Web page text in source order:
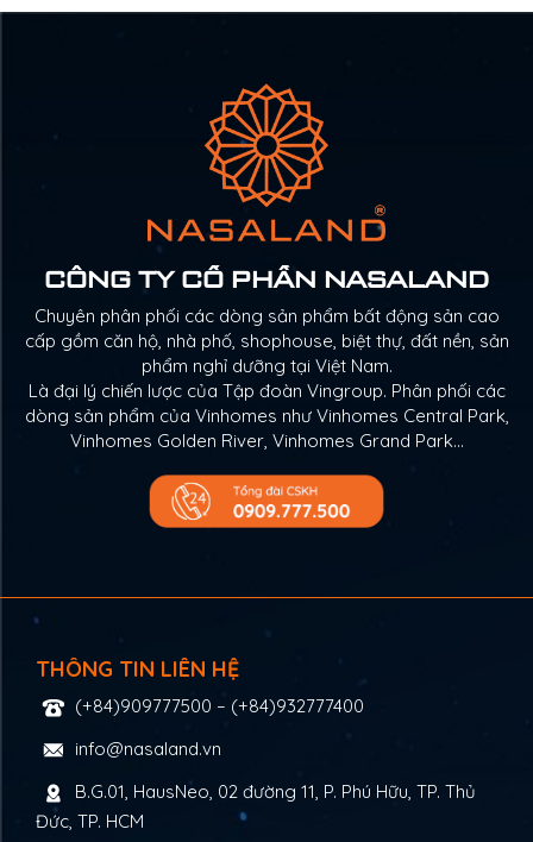
CÔNG TY CỔ PHẦN NASALAND
Chuyên phân phối các dòng sản phẩm bất động sản cao
cấp gồm căn hộ, nhà phố, shophouse, biệt thự, đất nền, sản
phẩm nghỉ dưỡng tại Việt Nam.
Là đại lý chiến lược của Tập đoàn Vingroup. Phân phối các
dòng sản phẩm của Vinhomes như Vinhomes Central Park,
Vinhomes Golden River, Vinhomes Grand Park…
THÔNG TIN LIÊN HỆ
(+84)909777500 – (+84)932777400
info@nasaland.vn
B.G.01, HausNeo, 02 đường 11, P. Phú Hữu, TP. Thủ
Đức, TP. HCM